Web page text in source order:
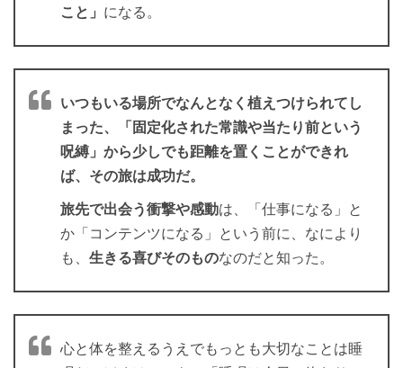
こと」 になる。
いつもいる場所でなんとなく植えつけられてし
まった、「固定化された常識や当たり前という
呪縛」から少しでも距離を置くことができれ
ば、その旅は成功だ。
旅先で出会う衝撃や感動は、「仕事になる」と
か「コンテンツになる」という前に、なにより
も、 生きる喜びそのものなのだと知った。
心と体を整えるうえでもっとも大切なことは睡